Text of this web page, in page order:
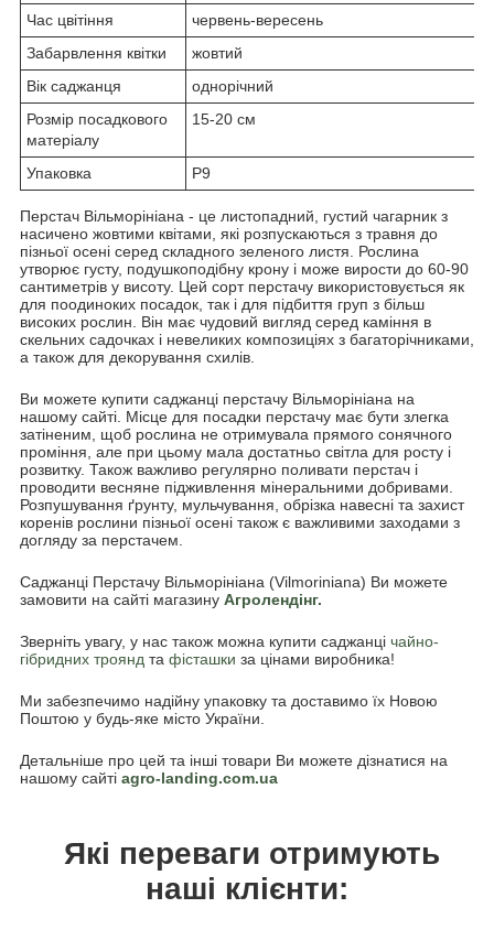
Час цвітіння
червень-вересень
Забарвлення квітки
жовтий
Вік саджанця
однорічний
Розмір посадкового
матеріалу
15-20 см
Упаковка Р9
Перстач Вільморініана - це листопадний, густий чагарник з
насичено жовтими квітами, які розпускаються з травня до
пізньої осені серед складного зеленого листя. Рослина
утворює густу, подушкоподібну крону і може вирости до 60-90
сантиметрів у висоту. Цей сорт перстачу використовується як
для поодиноких посадок, так і для підбиття груп з більш
високих рослин. Він має чудовий вигляд серед каміння в
скельних садочках і невеликих композиціях з багаторічниками,
а також для декорування схилів.
Ви можете купити саджанці перстачу Вільморініана на
нашому сайті. Місце для посадки перстачу має бути злегка
затіненим, щоб рослина не отримувала прямого сонячного
проміння, але при цьому мала достатньо світла для росту і
розвитку. Також важливо регулярно поливати перстач і
проводити весняне підживлення мінеральними добривами.
Розпушування ґрунту, мульчування, обрізка навесні та захист
коренів рослини пізньої осені також є важливими заходами з
догляду за перстачем.
Саджанці Перстачу Вільморініана (Vilmoriniana) Ви можете
замовити на сайті магазину Агролендінг.
Зверніть увагу, у нас також можна купити саджанці чайно-
гібридних троянд та фісташки за цінами виробника!
Ми забезпечимо надійну упаковку та доставимо їх Новою
Поштою у будь-яке місто України.
Детальніше про цей та інші товари Ви можете дізнатися на
нашому сайті agro-landing.com.ua
Які переваги отримують
наші клієнти: